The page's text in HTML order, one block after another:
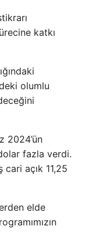
katkı
olumlu
2024’ün
fazla verdi.
cari açık 11,25
elde